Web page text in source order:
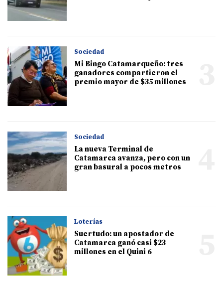
Sociedad
Mi Bingo Catamarqueño: tres
ganadores compartieron el
premio mayor de $35 millones
Sociedad
La nueva Terminal de
Catamarca avanza, pero con un
gran basural a pocos metros
Loterías
Suertudo: un apostador de
Catamarca ganó casi $23
millones en el Quini 6